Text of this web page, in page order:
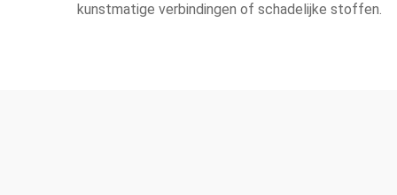
kunstmatige verbindingen of schadelijke stoffen.